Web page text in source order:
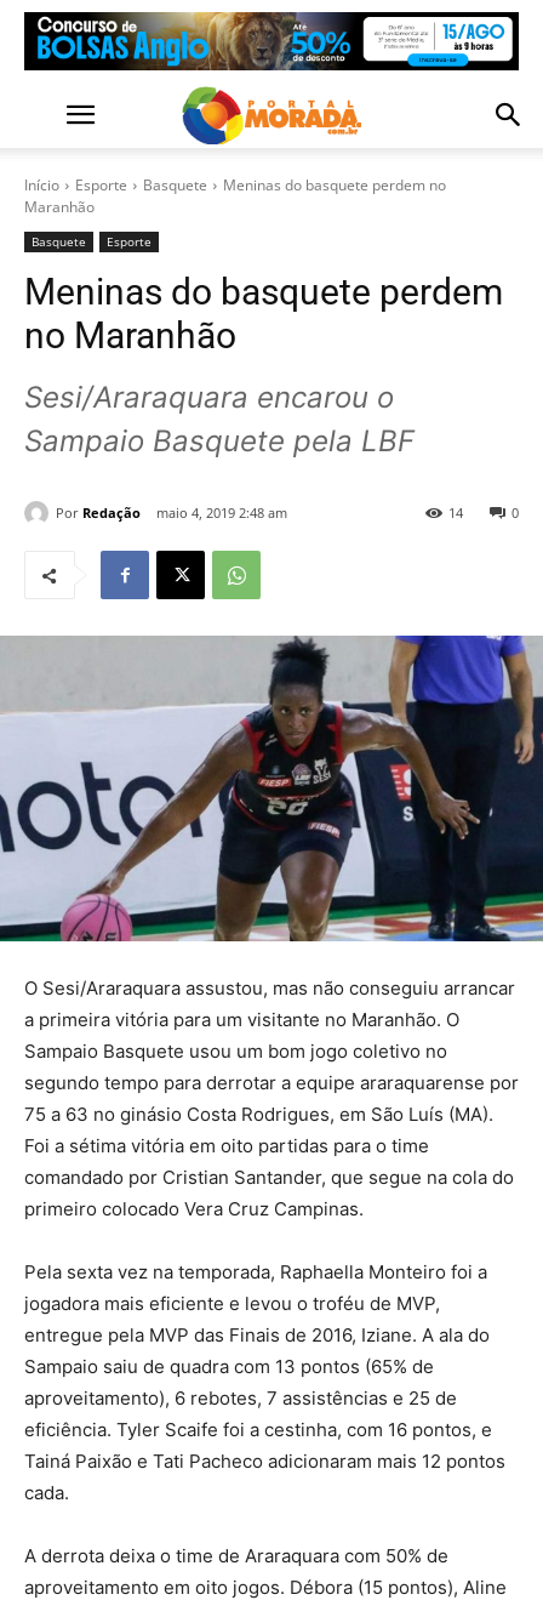
Início Esporte Basquete
Meninas do basquete perdem no
Maranhão
Basquete Esporte
Meninas do basquete perdem
no Maranhão
Sesi/Araraquara encarou o
Sampaio Basquete pela LBF
Por Redação maio 4, 2019 2:48 am 0
14
O Sesi/Araraquara assustou, mas não conseguiu arrancar
a primeira vitória para um visitante no Maranhão. O
Sampaio Basquete usou um bom jogo coletivo no
segundo tempo para derrotar a equipe araraquarense por
75 a 63 no ginásio Costa Rodrigues, em São Luís (MA).
Foi a sétima vitória em oito partidas para o time
comandado por Cristian Santander, que segue na cola do
primeiro colocado Vera Cruz Campinas.
Pela sexta vez na temporada, Raphaella Monteiro foi a
jogadora mais eficiente e levou o troféu de MVP,
entregue pela MVP das Finais de 2016, Iziane. A ala do
Sampaio saiu de quadra com 13 pontos (65% de
aproveitamento), 6 rebotes, 7 assistências e 25 de
eficiência. Tyler Scaife foi a cestinha, com 16 pontos, e
Tainá Paixão e Tati Pacheco adicionaram mais 12 pontos
cada.
A derrota deixa o time de Araraquara com 50% de
aproveitamento em oito jogos. Débora (15 pontos), Aline